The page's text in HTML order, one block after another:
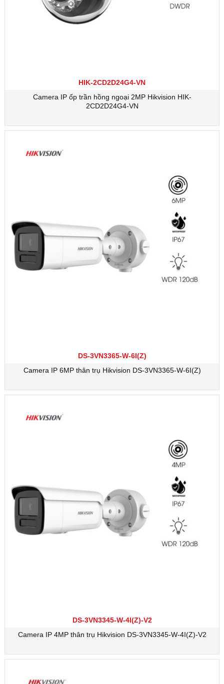
HIK-2CD2D24G4-VN
Camera IP ốp trần hồng ngoại 2MP Hikvision HIK-
2CD2D24G4-VN
DS-3VN3365-W-6I(Z)
Camera IP 6MP thân trụ Hikvision DS-3VN3365-W-6I(Z)
DS-3VN3345-W-4I(Z)-V2
Camera IP 4MP thân trụ Hikvision DS-3VN3345-W-4I(Z)-V2